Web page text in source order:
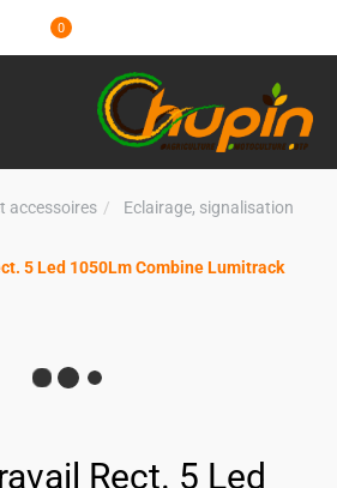
0
accessoires
Eclairage, signalisation
5 Led 1050Lm Combine Lumitrack
Rect. 5 Led